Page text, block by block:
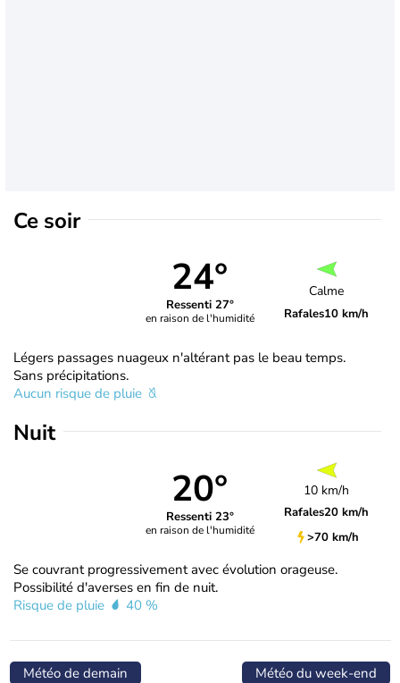
Ce soir
24°
Ressenti 27°
en raison de l'humidité
Calme
Rafales10 km/h
Légers passages nuageux n'altérant pas le beau temps.
Sans précipitations.
Aucun risque de pluie
Nuit
20°
Ressenti 23°
en raison de l'humidité
10 km/h
Rafales20 km/h
>70 km/h
Se couvrant progressivement avec évolution orageuse.
Possibilité d'averses en fin de nuit.
Risque de pluie
40 %
Météo de demain Météo du week-end